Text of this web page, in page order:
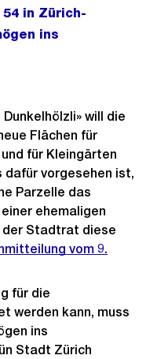
in Zürich-
ins
will die
Flächen für
für Kleingärten
dafür vorgesehen ist,
Parzelle das
ehemaligen
der Stadtrat diese
vom 9.
für die
werden kann, muss
ins
Stadt Zürich